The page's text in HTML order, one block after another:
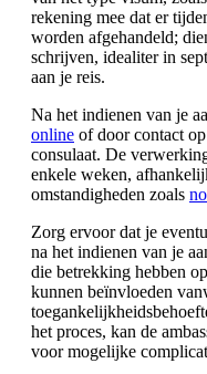
rekening mee dat er
worden afgehandeld;
schrijven, idealiter in
aan je reis.
Na het indienen van je
online of door contact
consulaat. De
enkele weken,
omstandigheden zoals
Zorg ervoor dat je
na het indienen van je
die betrekking hebben
kunnen beïnvloeden
het proces, kan de
voor mogelijke